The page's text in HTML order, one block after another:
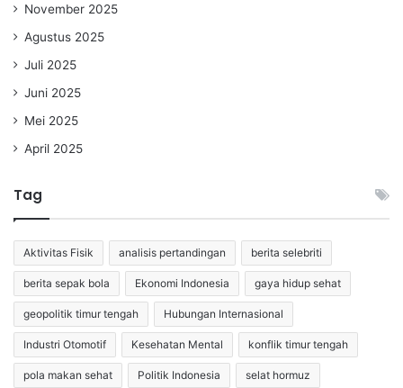
November 2025
Agustus 2025
Juli 2025
Juni 2025
Mei 2025
April 2025
Tag
Aktivitas Fisik analisis pertandingan berita selebriti
berita sepak bola Ekonomi Indonesia gaya hidup sehat
geopolitik timur tengah Hubungan Internasional
Industri Otomotif Kesehatan Mental konflik timur tengah
pola makan sehat Politik Indonesia selat hormuz